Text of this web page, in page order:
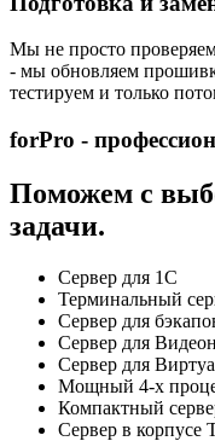
Мы не просто
- мы обновляем
тестируем и только
forPro -
Поможем с
задачи.
Сервер для 1С
Терминальный
Сервер для
Сервер для
Сервер для
Мощный 4-х
Компактный
Сервер в корпусе